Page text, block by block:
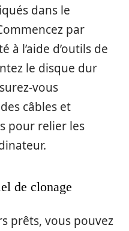
dans le
par
à l’aide d’outils de
le disque dur
vous
câbles et
pour relier les
de clonage
prêts, vous pouvez